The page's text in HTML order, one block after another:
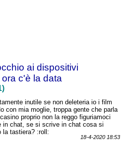
ai dispositivi
c'è la data
inutile se non deleteria io i film
con mia moglie, troppa gente che parla
proprio non la reggo figuriamoci
in chat, se si scrive in chat cosa si
la tastiera? :roll:
18-4-2020 18:53